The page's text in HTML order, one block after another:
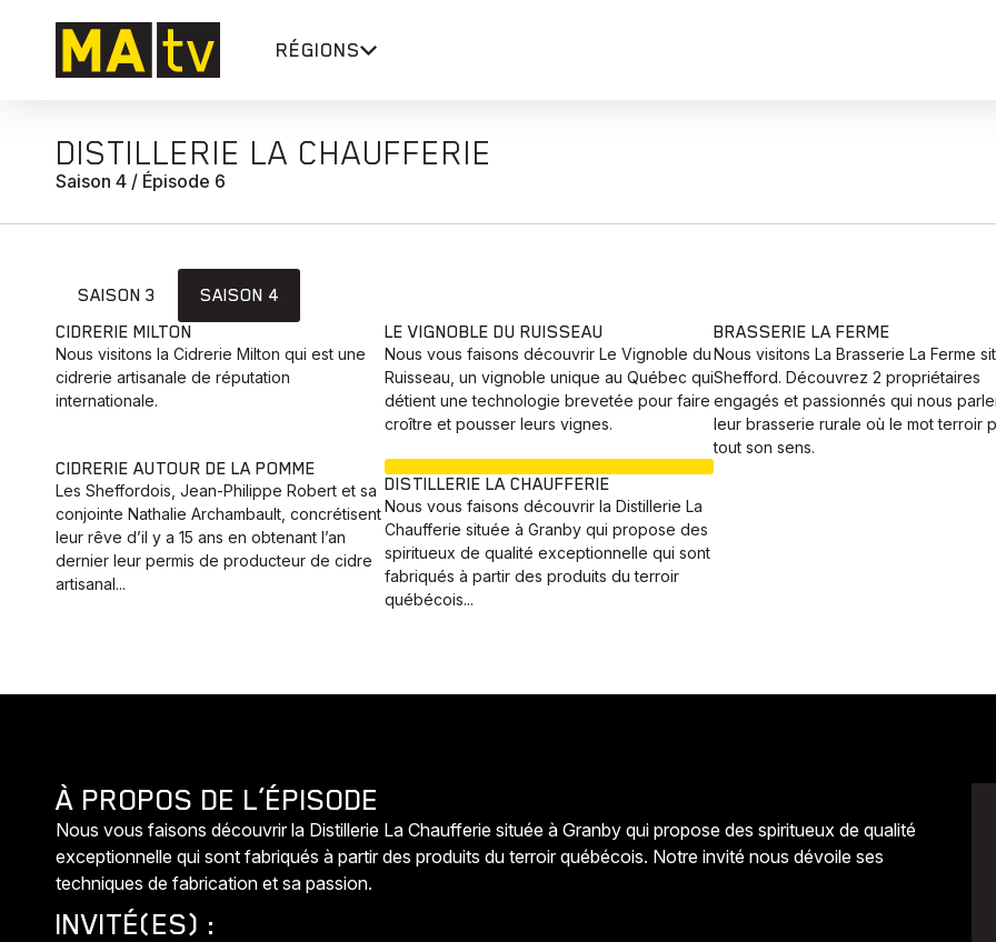
RÉGIONS
DISTILLERIE LA CHAUFFERIE
Saison 4 / Épisode 6
SAISON 3
SAISON 4
CIDRERIE MILTON
Nous visitons la Cidrerie Milton qui est une
cidrerie artisanale de réputation
internationale.
LE VIGNOBLE DU RUISSEAU
Nous vous faisons découvrir Le Vignoble du
Ruisseau, un vignoble unique au Québec qui
détient une technologie brevetée pour faire
croître et pousser leurs vignes.
BRASSERIE LA FERME
Nous visitons La Brasserie La Ferme
Shefford. Découvrez 2 propriétaires
engagés et passionnés qui nous
leur brasserie rurale où le mot terroir
tout son sens.
CIDRERIE AUTOUR DE LA POMME
Les Sheffordois, Jean-Philippe Robert et sa
conjointe Nathalie Archambault, concrétisent
leur rêve d’il y a 15 ans en obtenant l’an
dernier leur permis de producteur de cidre
artisanal...
DISTILLERIE LA CHAUFFERIE
Nous vous faisons découvrir la Distillerie La
Chaufferie située à Granby qui propose des
spiritueux de qualité exceptionnelle qui sont
fabriqués à partir des produits du terroir
québécois...
À PROPOS DE L’ÉPISODE
Nous vous faisons découvrir la Distillerie La Chaufferie située à Granby qui propose des spiritueux de qualité
exceptionnelle qui sont fabriqués à partir des produits du terroir québécois. Notre invité nous dévoile ses
techniques de fabrication et sa passion.
INVITÉ(ES) :